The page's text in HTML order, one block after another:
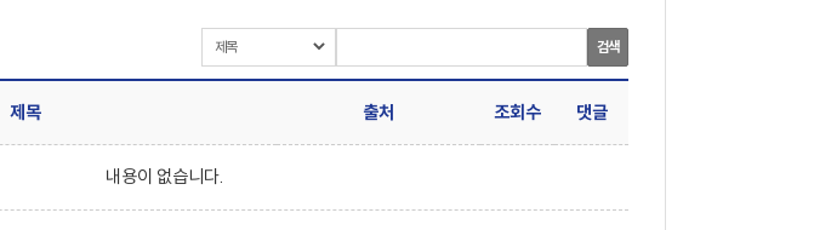
검색
제목 출처 조회수 댓글
내용이 없습니다.